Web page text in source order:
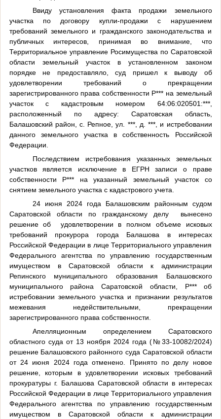
Ввиду установления факта продажи земельного
участка по договору купли-продажи с нарушением
требований земельного и гражданского законодательства и
публичных интересов, принимая во внимание, что
Территориальное управление Росимущества по Саратовской
области земельный участок в установленном законом
порядке не предоставляло, суд пришел к выводу об
удовлетворении требований о прекращении
зарегистрированного права собственности Р*** на земельный
участок с кадастровым номером 64:06:020501:***,
расположенный по адресу: Саратовская область,
Балашовский район, с. Репное, ул. ***, д. ***, и истребовании
данного земельного участка в собственность Российской
Федерации.
Последствием истребования указанных земельных
участков является исключение в ЕГРН записи о праве
собственности Р*** на указанный земельный участок со
снятием земельного участка с кадастрового учета.
24 июня 2024 года Балашовским районным судом
Саратовской области по гражданскому делу
вынесено
решение об
удовлетворении в полном объеме исковых
требований прокурора города Балашова в интересах
Российской Федерации в лице Территориального управления
Федерального агентства по управлению государственным
имуществом в Саратовской области к администрации
Репинского муниципального образования Балашовского
муниципального района Саратовской области, Р*** об
истребовании земельного участка и признании результатов
межевания недействительными, прекращении
зарегистрированного права собственности.
Апелляционным определением Саратовского
областного суда от 13 ноября 2024 года (№33-10082/2024)
решение Балашовского районного суда Саратовской области
от 24 июня 2024 года отменено. Принято по делу новое
решение, которым в удовлетворении исковых требований
прокуратуры г. Балашова Саратовской области в интересах
Российской Федерации в лице Территориального управления
Федерального агентства по управлению государственным
имуществом в Саратовской области к администрации